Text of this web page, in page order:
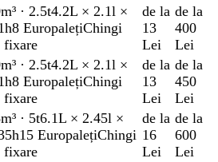
· 2.5t4.2L × 2.1l ×
8 EuropalețiChingi
fixare
de la
13
Lei
de la
400
Lei
· 2.5t4.2L × 2.1l ×
8 EuropalețiChingi
fixare
de la
13
Lei
de la
450
Lei
· 5t6.1L × 2.45l ×
15 EuropalețiChingi
fixare
de la
16
Lei
de la
600
Lei